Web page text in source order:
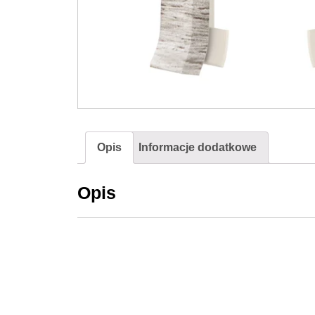
Opis Informacje dodatkowe
Opis